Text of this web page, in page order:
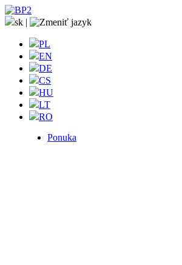
sk |
PL
EN
DE
CS
HU
LT
RO
Ponuka